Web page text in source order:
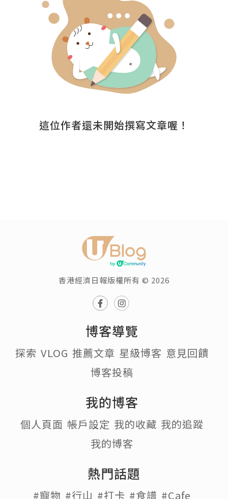
這位作者還未開始撰寫文章喔！
香港經濟日報版權所有 © 2026
博客導覽
探索 VLOG 推薦文章 星級博客 意見回饋
博客投稿
我的博客
個人頁面 帳戶設定 我的收藏 我的追蹤
我的博客
熱門話題
#寵物 #行山 #打卡 #食譜 #Cafe